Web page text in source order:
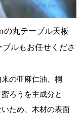
の丸テーブル天板
ルもお任せくださ
の亜麻仁油、桐
ろうを主成分と
ため、木材の表面